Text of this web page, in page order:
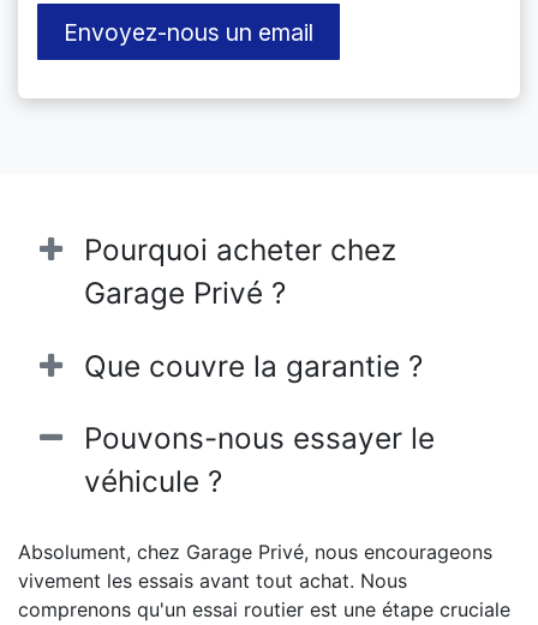
Envoyez-nous un email
Pourquoi acheter chez
Garage Privé ?
Que couvre la garantie ?
Pouvons-nous essayer le
véhicule ?
Absolument, chez Garage Privé, nous encourageons
vivement les essais avant tout achat. Nous
comprenons qu'un essai routier est une étape cruciale